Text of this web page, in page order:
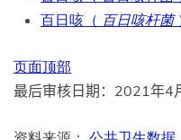
百日咳（ 百日咳杆菌
页面顶部
最后审核日期：2021年4